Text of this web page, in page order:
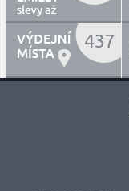
437